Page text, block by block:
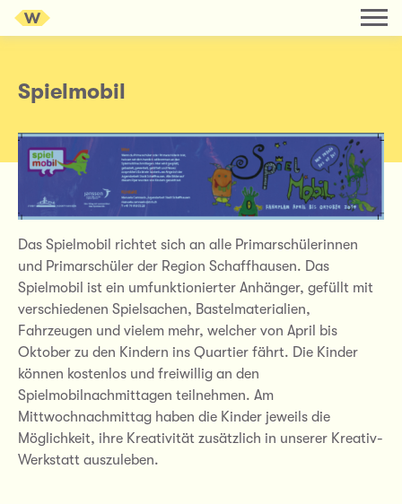
Spielmobil
Das Spielmobil richtet sich an alle Primarschülerinnen
und Primarschüler der Region Schaffhausen. Das
Spielmobil ist ein umfunktionierter Anhänger, gefüllt mit
verschiedenen Spielsachen, Bastelmaterialien,
Fahrzeugen und vielem mehr, welcher von April bis
Oktober zu den Kindern ins Quartier fährt. Die Kinder
können kostenlos und freiwillig an den
Spielmobilnachmittagen teilnehmen. Am
Mittwochnachmittag haben die Kinder jeweils die
Möglichkeit, ihre Kreativität zusätzlich in unserer Kreativ-
Werkstatt auszuleben.